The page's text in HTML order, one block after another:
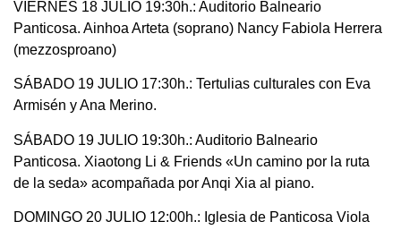
VIERNES 18 JULIO 19:30h.: Auditorio Balneario
Panticosa. Ainhoa Arteta (soprano) Nancy Fabiola Herrera
(mezzosproano)
SÁBADO 19 JULIO 17:30h.: Tertulias culturales con Eva
Armisén y Ana Merino.
SÁBADO 19 JULIO 19:30h.: Auditorio Balneario
Panticosa. Xiaotong Li & Friends «Un camino por la ruta
de la seda» acompañada por Anqi Xia al piano.
DOMINGO 20 JULIO 12:00h.: Iglesia de Panticosa Viola